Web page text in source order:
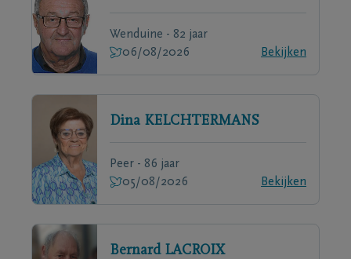
Wenduine - 82 jaar
06/08/2026
Bekijken
Dina KELCHTERMANS
Peer - 86 jaar
05/08/2026
Bekijken
Bernard LACROIX